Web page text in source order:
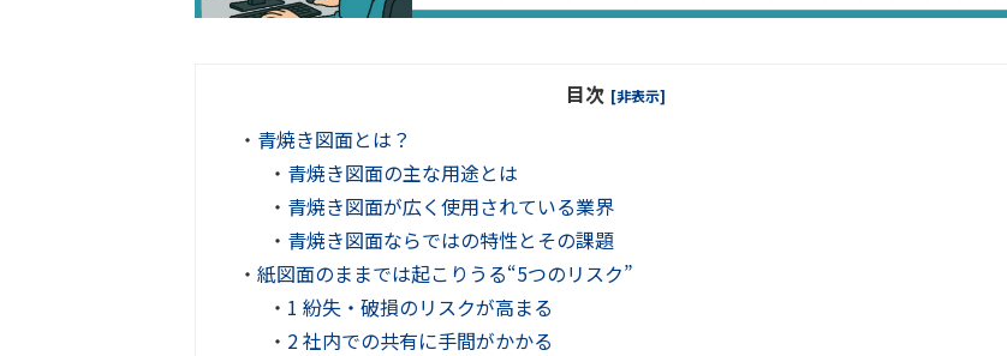
目次 [非表示]
・ 青焼き図面とは？
・ 青焼き図面の主な用途とは
・ 青焼き図面が広く使用されている業界
・ 青焼き図面ならではの特性とその課題
・ 紙図面のままでは起こりうる“5つのリスク”
・ 1 紛失・破損のリスクが高まる
・ 2 社内での共有に手間がかかる